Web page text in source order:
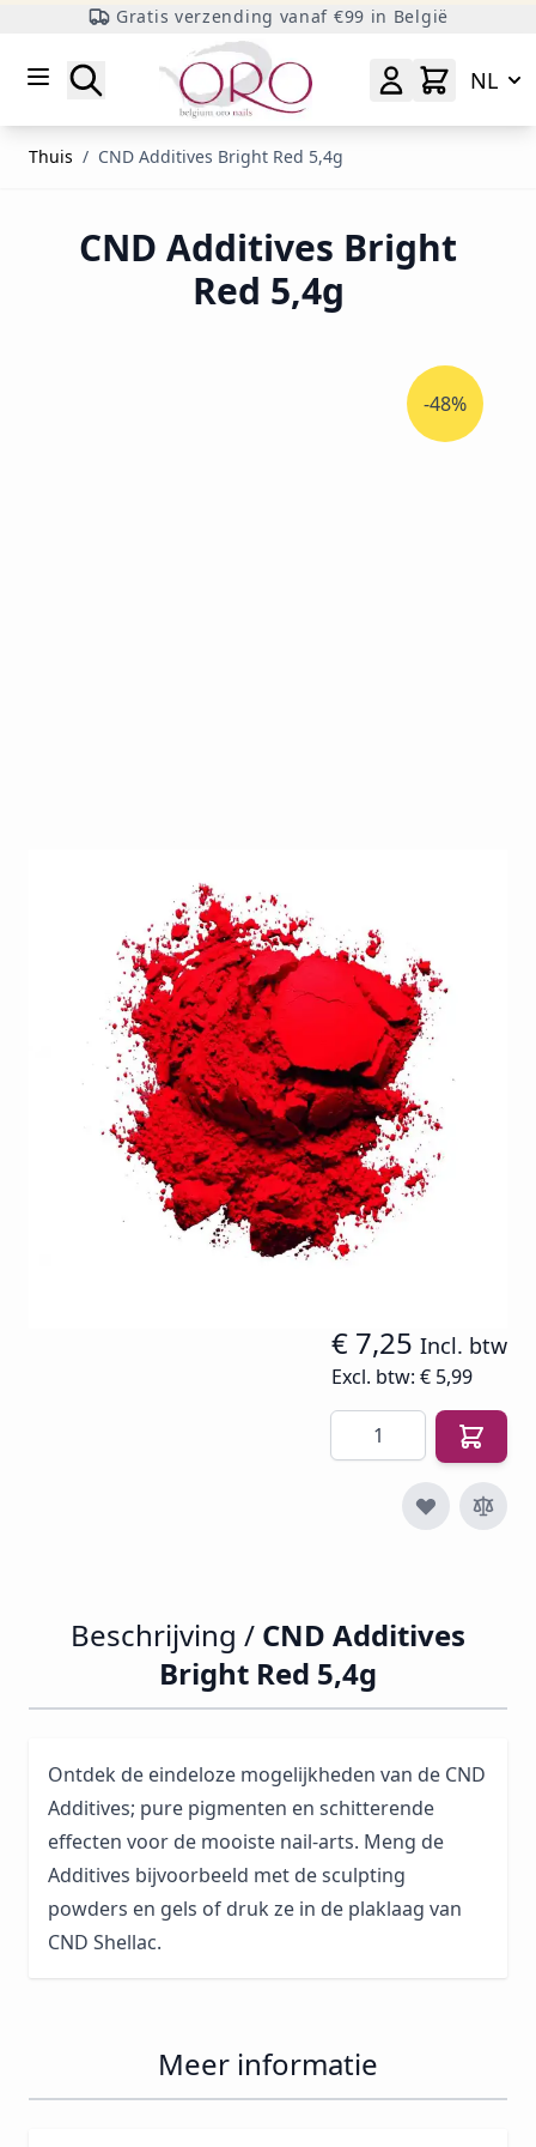
Gratis verzending vanaf €99 in België
Zoeken
NL
Thuis / CND Additives Bright Red 5,4g
CND Additives Bright
Red 5,4g
-48%
Ontdek de eindeloze mogelijkheden van de CND
Additives; pure pigmenten en schitterende effecten
voor de mooiste nail-arts. Meng de Additives
bijvoorbeeld met de sculpting powders en gels of
druk ze in de plaklaag van CND Shellac.
Op voorraad
CND-ADD-BR-RE
€ 13,92
€ 7,25 Incl. btw
Excl. btw: € 5,99
Aantal
Beschrijving / CND Additives
Bright Red 5,4g
Ontdek de eindeloze mogelijkheden van de CND
Additives; pure pigmenten en schitterende
effecten voor de mooiste nail-arts. Meng de
Additives bijvoorbeeld met de sculpting
powders en gels of druk ze in de plaklaag van
CND Shellac.
Meer informatie